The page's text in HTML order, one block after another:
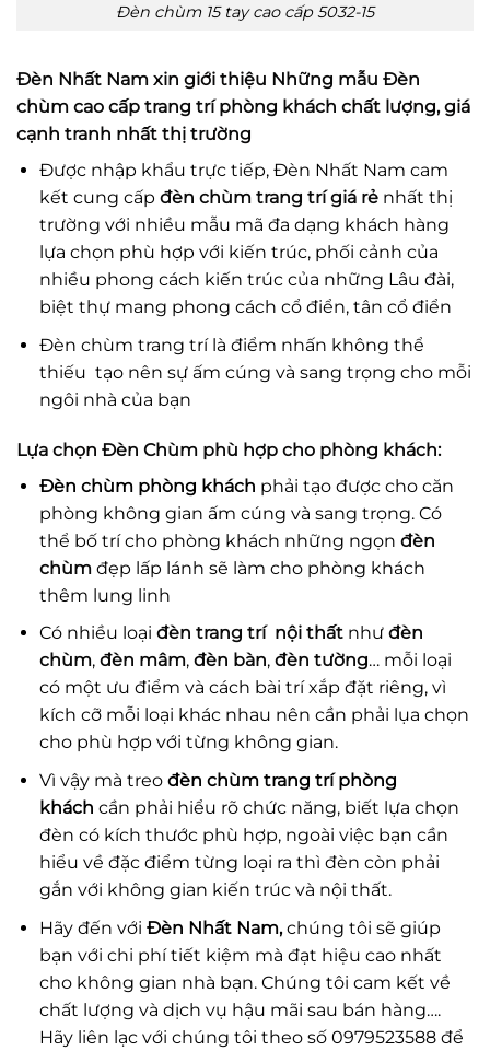
Đèn chùm 15 tay cao cấp 5032-15
Đèn Nhất Nam xin giới thiệu Những mẫu Đèn
chùm cao cấp trang trí phòng khách chất lượng, giá
cạnh tranh nhất thị trường
Được nhập khẩu trực tiếp, Đèn Nhất Nam cam
kết cung cấp đèn chùm trang trí giá rẻnhất thị
trường với nhiều mẫu mã đa dạng khách hàng
lựa chọn phù hợp với kiến trúc, phối cảnh của
nhiều phong cách kiến trúc của những Lâu đài,
biệt thự mang phong cách cổ điển, tân cổ điển
Đèn chùm trang trí là điểm nhấn không thể
thiếu tạo nên sự ấm cúng và sang trọng cho mỗi
ngôi nhà của bạn
Lựa chọn Đèn Chùm phù hợp cho phòng khách:
Đèn chùm phòng khách phải tạo được cho căn
phòng không gian ấm cúng và sang trọng. Có
thể bố trí cho phòng khách những ngọn đèn
chùmđẹp lấp lánh sẽ làm cho phòng khách
thêm lung linh
Có nhiều loại đèn trang trí nội thấtnhư đèn
chùm, đèn mâm, đèn bàn, đèn tường… mỗi loại
có một ưu điểm và cách bài trí xắp đặt riêng, vì
kích cỡ mỗi loại khác nhau nên cần phải lụa chọn
cho phù hợp với từng không gian.
Vì vậy mà treo đèn chùm trang trí phòng
khách cần phải hiểu rõ chức năng, biết lựa chọn
đèn có kích thước phù hợp, ngoài việc bạn cần
hiểu về đặc điểm từng loại ra thì đèn còn phải
gắn với không gian kiến trúc và nội thất.
Hãy đến với Đèn Nhất Nam,chúng tôi sẽ giúp
bạn với chi phí tiết kiệm mà đạt hiệu cao nhất
cho không gian nhà bạn. Chúng tôi cam kết về
chất lượng và dịch vụ hậu mãi sau bán hàng….
Hãy liên lạc với chúng tôi theo số 0979523588 để